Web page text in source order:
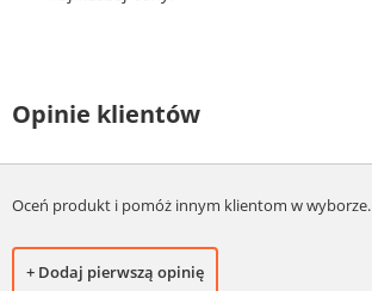
Opinie klientów
Oceń produkt i pomóż innym klientom w wyborze.
+ Dodaj pierwszą opinię